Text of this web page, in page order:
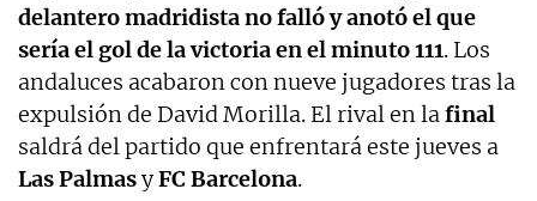
delantero madridista no falló y anotó el que
sería el gol de la victoria en el minuto 111. Los
andaluces acabaron con nueve jugadores tras la
expulsión de David Morilla. El rival en lafinal
saldrá del partido que enfrentará este jueves a
Las PalmasyFC Barcelona.